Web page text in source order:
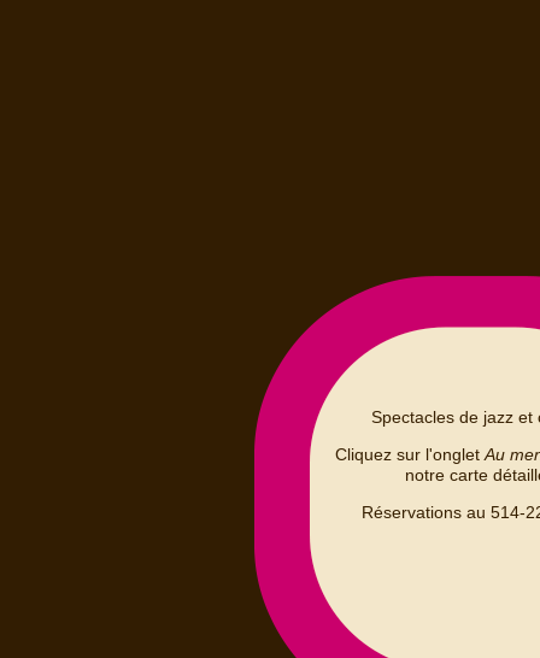
Spectacles de jazz et
Cliquez sur l'onglet Au
notre carte
Réservations au 514-